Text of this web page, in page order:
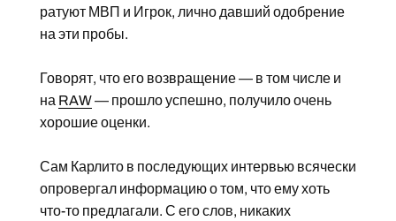
ратуют МВП и Игрок, лично давший одобрение
на эти пробы.
Говорят, что его возвращение — в том числе и
на RAW— прошло успешно, получило очень
хорошие оценки.
Сам Карлито в последующих интервью всячески
опровергал информацию о том, что ему хоть
что-то предлагали. С его слов, никаких